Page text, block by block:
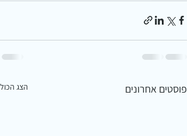
פוסטים אחרונים הצג הכול